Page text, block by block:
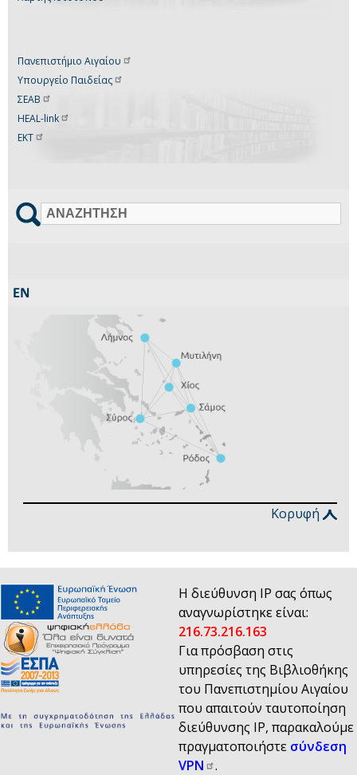
Πανεπιστήμιο Αιγαίου
Υπουργείο Παιδείας
ΣΕΑΒ
HEAL-link
ΕΚΤ
Αναζήτηση
Κορυφή
Η διεύθυνση IP σας όπως
αναγνωρίστηκε είναι:
216.73.216.163
Για πρόσβαση στις
υπηρεσίες της Βιβλιοθήκης
του Πανεπιστημίου Αιγαίου
που απαιτούν ταυτοποίηση
διεύθυνσης IP, παρακαλούμε
πραγματοποιήστε σύνδεση
VPN
.